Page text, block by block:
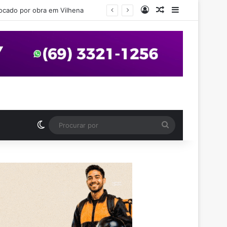
Vilhena EntrarArtigo aleatório
Switch skin
por